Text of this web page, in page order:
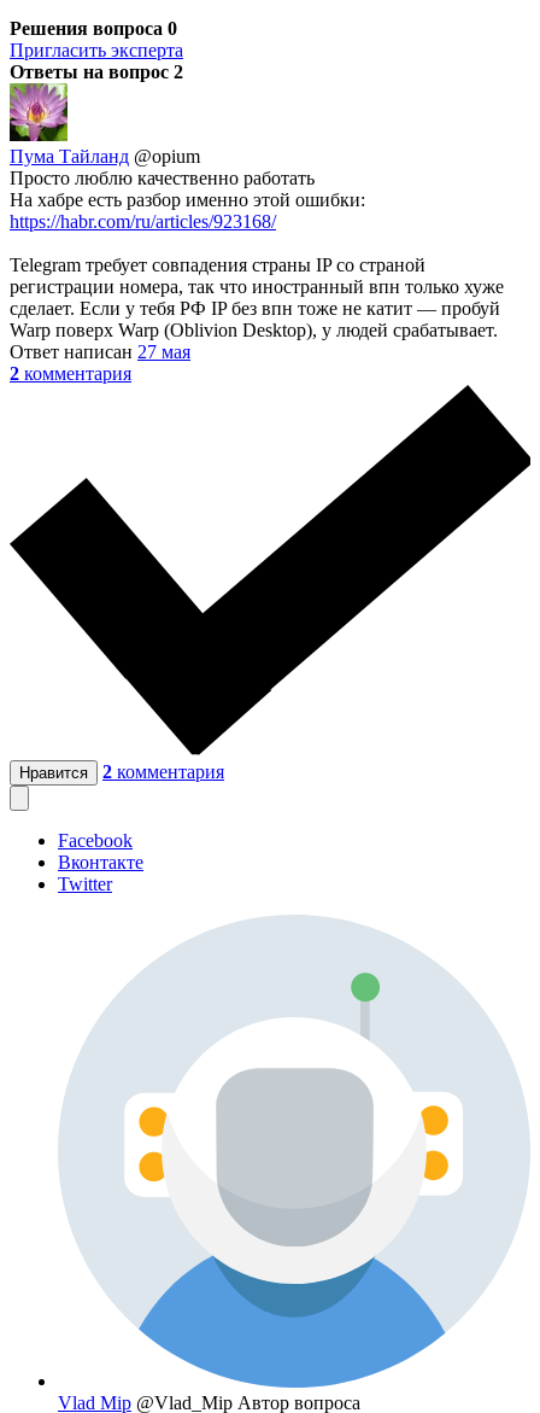
Решения вопроса 0
Пригласить эксперта
Ответы на вопрос 2
Пума Тайланд @opium
Просто люблю качественно работать
На хабре есть разбор именно этой ошибки:
https://habr.com/ru/articles/923168/
Telegram требует совпадения страны IP со страной
регистрации номера, так что иностранный впн только хуже
сделает. Если у тебя РФ IP без впн тоже не катит — пробуй
Warp поверх Warp (Oblivion Desktop), у людей срабатывает.
Ответ написан 27 мая
2 комментария
Нравится 2 комментария
Facebook
Вконтакте
Twitter
Vlad Mip @Vlad_Mip Автор вопроса